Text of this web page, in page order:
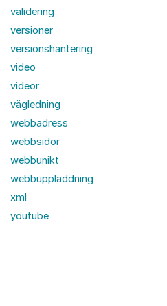
validering
versioner
versionshantering
video
videor
vägledning
webbadress
webbsidor
webbunikt
webbuppladdning
xml
youtube